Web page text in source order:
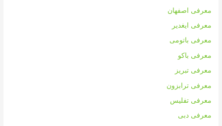
معرفی اصفهان
معرفی ایغدیر
معرفی باتومی
معرفی باکو
معرفی تبریز
معرفی ترابزون
معرفی تفلیس
معرفی دبی